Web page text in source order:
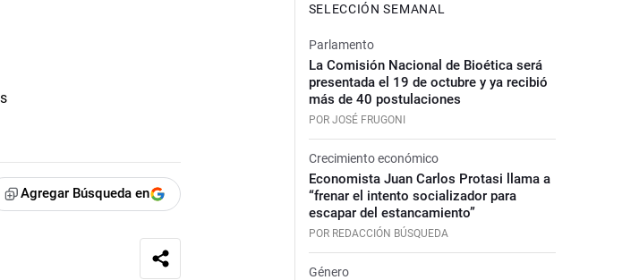
Agregar Búsqueda en
SELECCIÓN SEMANAL
Parlamento
La Comisión Nacional de Bioética será
presentada el 19 de octubre y ya recibió
más de 40 postulaciones
POR JOSÉ FRUGONI
Crecimiento económico
Economista Juan Carlos Protasi llama a
“frenar el intento socializador para
escapar del estancamiento”
POR REDACCIÓN BÚSQUEDA
Género